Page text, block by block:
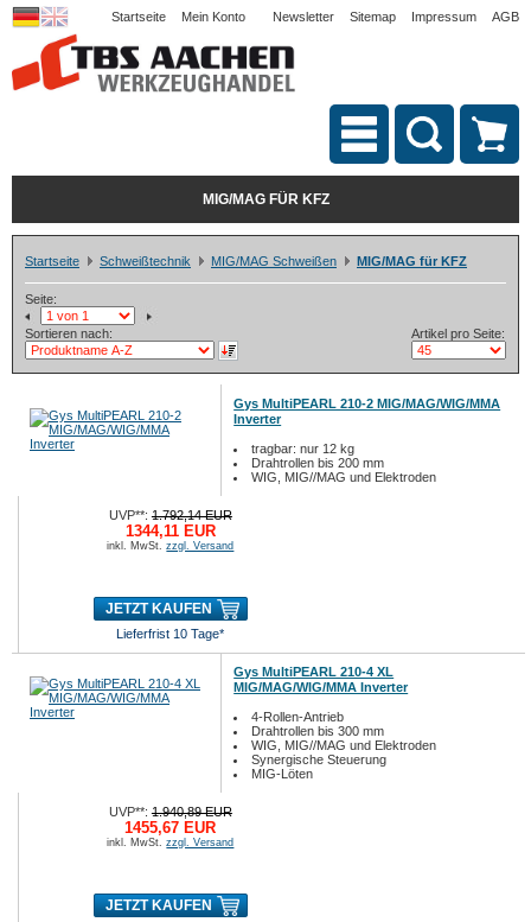
Startseite Mein Konto Newsletter Sitemap Impressum AGB
MIG/MAG FÜR KFZ
Startseite Schweißtechnik MIG/MAG Schweißen MIG/MAG für KFZ
Seite:
Sortieren nach: Artikel pro Seite:
Gys MultiPEARL 210-2 MIG/MAG/WIG/MMA
Inverter
tragbar: nur 12 kg
Drahtrollen bis 200 mm
WIG, MIG//MAG und Elektroden
UVP**:1.792,14 EUR
1344,11 EUR
inkl. MwSt.zzgl. Versand
JETZT KAUFEN
Lieferfrist 10 Tage*
Gys MultiPEARL 210-4 XL
MIG/MAG/WIG/MMA Inverter
4-Rollen-Antrieb
Drahtrollen bis 300 mm
WIG, MIG//MAG und Elektroden
Synergische Steuerung
MIG-Löten
UVP**:1.940,89 EUR
1455,67 EUR
inkl. MwSt.zzgl. Versand
JETZT KAUFEN